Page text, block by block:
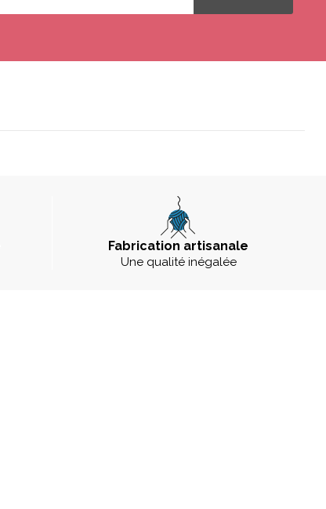
Fabrication artisanale
Une qualité inégalée